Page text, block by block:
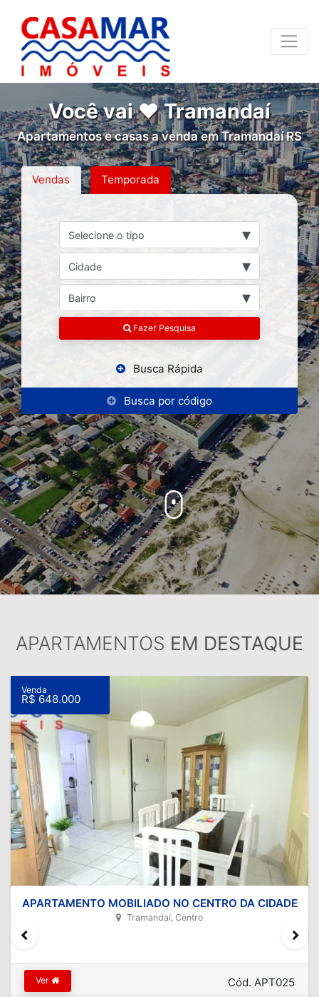
Você vai ❤ Tramandaí
Apartamentos e casas a venda em Tramandaí RS
Vendas Temporada
Selecione o tipo ▾
Cidade ▾
Bairro ▾
Fazer Pesquisa
Busca Rápida
Busca por código
APARTAMENTOS EM DESTAQUE
APARTAMENTO MOBILIADO NO CENTRO DA CIDADE
Tramandaí, Centro
Venda
R$ 648.000
Ver Cód. APT025